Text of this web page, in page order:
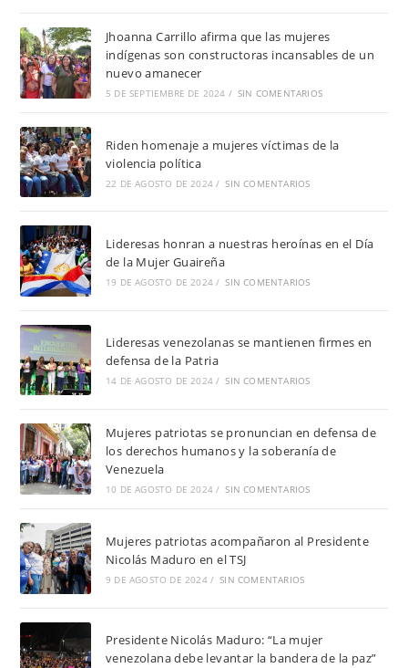
Jhoanna Carrillo afirma que las mujeres
indígenas son constructoras incansables de un
nuevo amanecer
5 DE SEPTIEMBRE DE 2024 / SIN COMENTARIOS
Riden homenaje a mujeres víctimas de la
violencia política
22 DE AGOSTO DE 2024 / SIN COMENTARIOS
Lideresas honran a nuestras heroínas en el Día
de la Mujer Guaireña
19 DE AGOSTO DE 2024 / SIN COMENTARIOS
Lideresas venezolanas se mantienen firmes en
defensa de la Patria
14 DE AGOSTO DE 2024 / SIN COMENTARIOS
Mujeres patriotas se pronuncian en defensa de
los derechos humanos y la soberanía de
Venezuela
10 DE AGOSTO DE 2024 / SIN COMENTARIOS
Mujeres patriotas acompañaron al Presidente
Nicolás Maduro en el TSJ
9 DE AGOSTO DE 2024 / SIN COMENTARIOS
Presidente Nicolás Maduro: “La mujer
venezolana debe levantar la bandera de la paz”